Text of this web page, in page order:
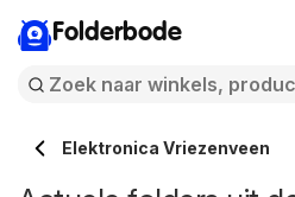
Folderbode
Elektronica Vriezenveen